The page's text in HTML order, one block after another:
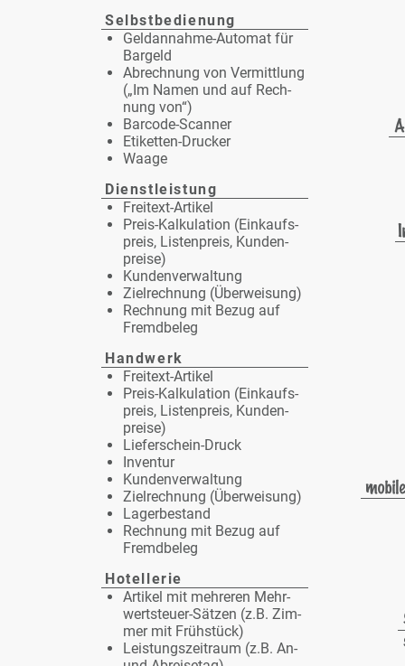
Selbst­be­die­nung
Geld­an­nah­me-Au­to­mat für
Bar­geld
Ab­rech­nung von Ver­mitt­lung
(„Im Na­men und auf Rech­
nung von“)
Bar­code-Scan­ner
Eti­ket­ten-Dru­cker
Waa­ge
Dienst­leis­tung
Frei­text-Ar­ti­kel
Preis-Kal­ku­la­ti­on (Ein­kaufs­
preis, Lis­ten­preis, Kun­den­
prei­se)
Kun­den­ver­wal­tung
Ziel­rech­nung (Über­wei­sung)
Rech­nung mit Be­zug auf
Fremd­be­leg
Hand­werk
Frei­text-Ar­ti­kel
Preis-Kal­ku­la­ti­on (Ein­kaufs­
preis, Lis­ten­preis, Kun­den­
prei­se)
Lie­fer­schein-Druck
In­ven­tur
Kun­den­ver­wal­tung
Ziel­rech­nung (Über­wei­sung)
La­ger­be­stand
Rech­nung mit Be­zug auf
Fremd­be­leg
Ho­tel­le­rie
Ar­ti­kel mit meh­re­ren Mehr­
wert­steu­er-Sät­zen (z.B. Zim­
mer mit Früh­stück)
Leis­tungs­zeit­raum (z.B. An-